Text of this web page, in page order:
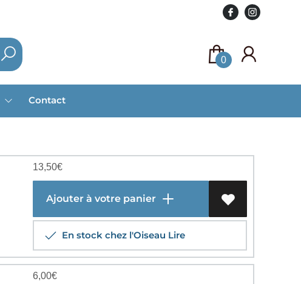
0
Contact
13,50€
Ajouter à votre panier
En stock chez l'Oiseau Lire
6,00€